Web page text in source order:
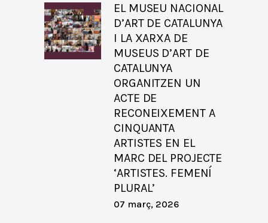
EL MUSEU NACIONAL
D’ART DE CATALUNYA
I LA XARXA DE
MUSEUS D’ART DE
CATALUNYA
ORGANITZEN UN
ACTE DE
RECONEIXEMENT A
CINQUANTA
ARTISTES EN EL
MARC DEL PROJECTE
‘ARTISTES. FEMENÍ
PLURAL’
07 març, 2026